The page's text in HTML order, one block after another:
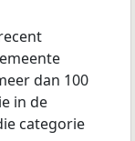
dan 100
in de
categorie